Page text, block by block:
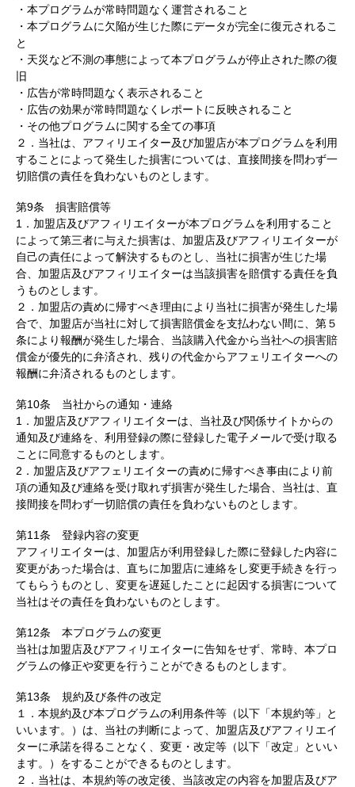
・本プログラムが常時問題なく運営されること
・本プログラムに欠陥が生じた際にデータが完全に復元されるこ
と
・天災など不測の事態によって本プログラムが停止された際の復
旧
・広告が常時問題なく表示されること
・広告の効果が常時問題なくレポートに反映されること
・その他プログラムに関する全ての事項
２．当社は、アフィリエイター及び加盟店が本プログラムを利用
することによって発生した損害については、直接間接を問わず一
切賠償の責任を負わないものとします。
第9条 損害賠償等
1．加盟店及びアフィリエイターが本プログラムを利用すること
によって第三者に与えた損害は、加盟店及びアフィリエイターが
自己の責任によって解決するものとし、当社に損害が生じた場
合、加盟店及びアフィリエイターは当該損害を賠償する責任を負
うものとします。
２．加盟店の責めに帰すべき理由により当社に損害が発生した場
合で、加盟店が当社に対して損害賠償金を支払わない間に、第５
条により報酬が発生した場合、当該購入代金から当社への損害賠
償金が優先的に弁済され、残りの代金からアフェリエイターへの
報酬に弁済されるものとします。
第10条 当社からの通知・連絡
1．加盟店及びアフィリエイターは、当社及び関係サイトからの
通知及び連絡を、利用登録の際に登録した電子メールで受け取る
ことに同意するものとします。
2．加盟店及びアフェリエイターの責めに帰すべき事由により前
項の通知及び連絡を受け取れず損害が発生した場合、当社は、直
接間接を問わず一切賠償の責任を負わないものとします。
第11条 登録内容の変更
アフィリエイターは、加盟店が利用登録した際に登録した内容に
変更があった場合は、直ちに加盟店に連絡をし変更手続きを行っ
てもらうものとし、変更を遅延したことに起因する損害について
当社はその責任を負わないものとします。
第12条 本プログラムの変更
当社は加盟店及びアフィリエイターに告知をせず、常時、本プロ
グラムの修正や変更を行うことができるものとします。
第13条 規約及び条件の改定
１．本規約及び本プログラムの利用条件等（以下「本規約等」と
いいます。）は、当社の判断によって、加盟店及びアフィリエイ
ターに承諾を得ることなく、変更・改定等（以下「改定」といい
ます。）をすることができるものとします。
２．当社は、本規約等の改定後、当該改定の内容を加盟店及びア